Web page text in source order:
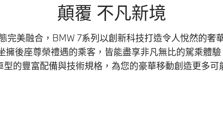
顛覆 不凡新境
完美融合，BMW 7系列以創新科技打造令人悅然的奢
擁後座尊榮禮遇的乘客，皆能盡享非凡無比的駕乘體
型的豐富配備與技術規格，為您的豪華移動創造更多可